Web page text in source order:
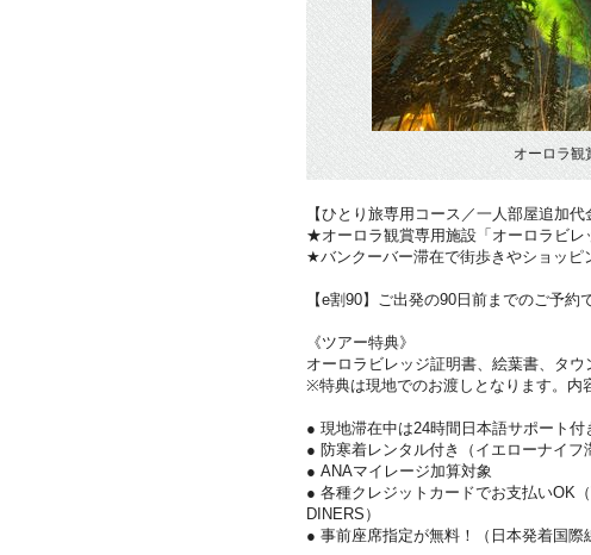
オーロラ観
【ひとり旅専用コース／一人部屋追加代
★オーロラ観賞専用施設「オーロラビレ
★バンクーバー滞在で街歩きやショッピ
【e割90】ご出発の90日前までのご予約
《ツアー特典》
オーロラビレッジ証明書、絵葉書、タ
※特典は現地でのお渡しとなります。内
● 現地滞在中は24時間日本語サポート付
● 防寒着レンタル付き（イエローナイフ
● ANAマイレージ加算対象
● 各種クレジットカードでお支払いOK
DINERS）
● 事前座席指定が無料！（日本発着国際